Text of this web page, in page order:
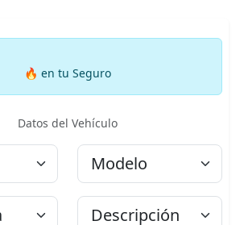
🔥 en tu Seguro
Datos del Vehículo
Modelo
Descripción